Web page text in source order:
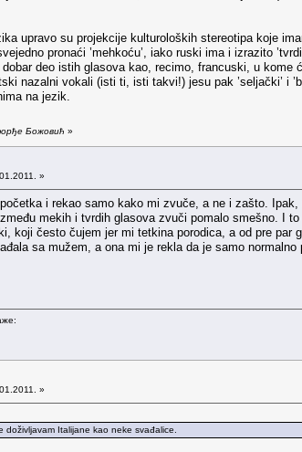
upravo su projekcije kulturoloških stereotipa koje
pronaći ’mehkoću’, iako ruski ima i izrazito
dobar deo istih glasova kao, recimo, francuski, u
nazalni vokali (isti ti, isti takvi!) jesu pak ’seljački’
na jezik.
Божовић »
»
i rekao samo kako mi zvuče, a ne i zašto.
mekih i tvrdih glasova zvuči pomalo smešno. I
koji često čujem jer mi tetkina porodica, a od pre
sa mužem, a ona mi je rekla da je samo
»
Italijane kao neke svađalice.